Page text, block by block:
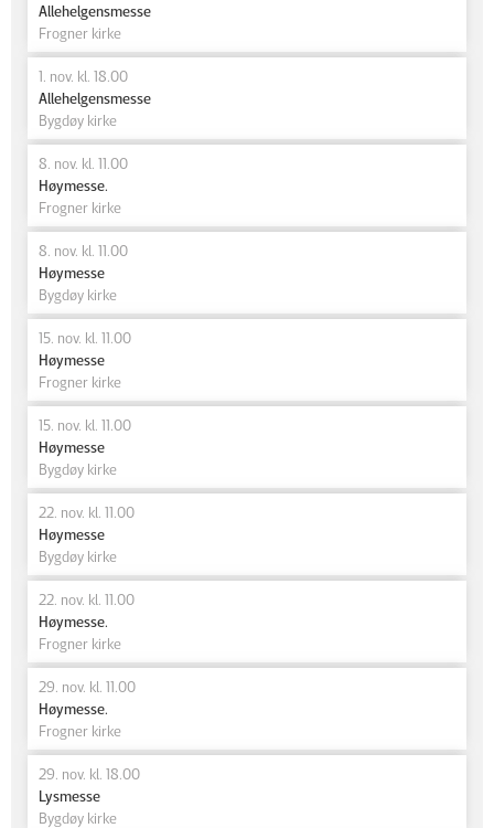
Allehelgensmesse
Frogner kirke
1. nov. kl. 18.00
Allehelgensmesse
Bygdøy kirke
8. nov. kl. 11.00
Høymesse.
Frogner kirke
8. nov. kl. 11.00
Høymesse
Bygdøy kirke
15. nov. kl. 11.00
Høymesse
Frogner kirke
15. nov. kl. 11.00
Høymesse
Bygdøy kirke
22. nov. kl. 11.00
Høymesse
Bygdøy kirke
22. nov. kl. 11.00
Høymesse.
Frogner kirke
29. nov. kl. 11.00
Høymesse.
Frogner kirke
29. nov. kl. 18.00
Lysmesse
Bygdøy kirke